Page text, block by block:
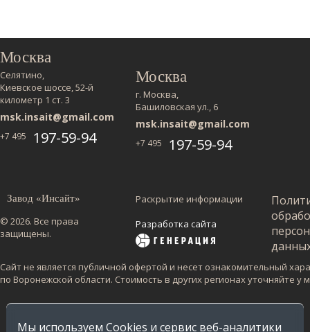
Москва
Селятино,
Киевское шоссе, 52-й
километр 1 ст. 3
msk.insait@gmail.com
+7 495 197-59-94
Москва
г. Москва,
Башиловская ул., 6
msk.insait@gmail.com
+7 495 197-59-94
Завод «Инсайт»
© 2026. Все права
защищены.
Раскрытие информации
Разработка сайта
Сайт не является публичной офертой и несет ознакомительный
по Воронежской области. Стоимость в других регионах уточняйте
Мы используем Cookies и сервис веб-аналитики